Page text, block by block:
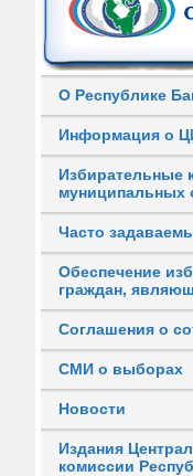
О Республике
Информация о
Избирательные
муниципальных
Часто
Обеспечение
граждан,
Соглашения о
СМИ о выборах
Новости
Издания
комиссии